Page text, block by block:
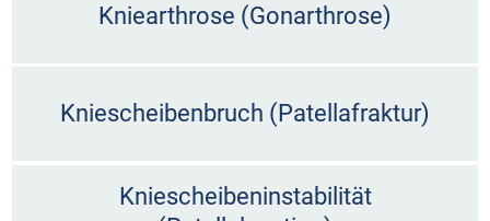
Kniearthrose (Gonarthrose)
Kniescheibenbruch (Patellafraktur)
Kniescheibeninstabilität